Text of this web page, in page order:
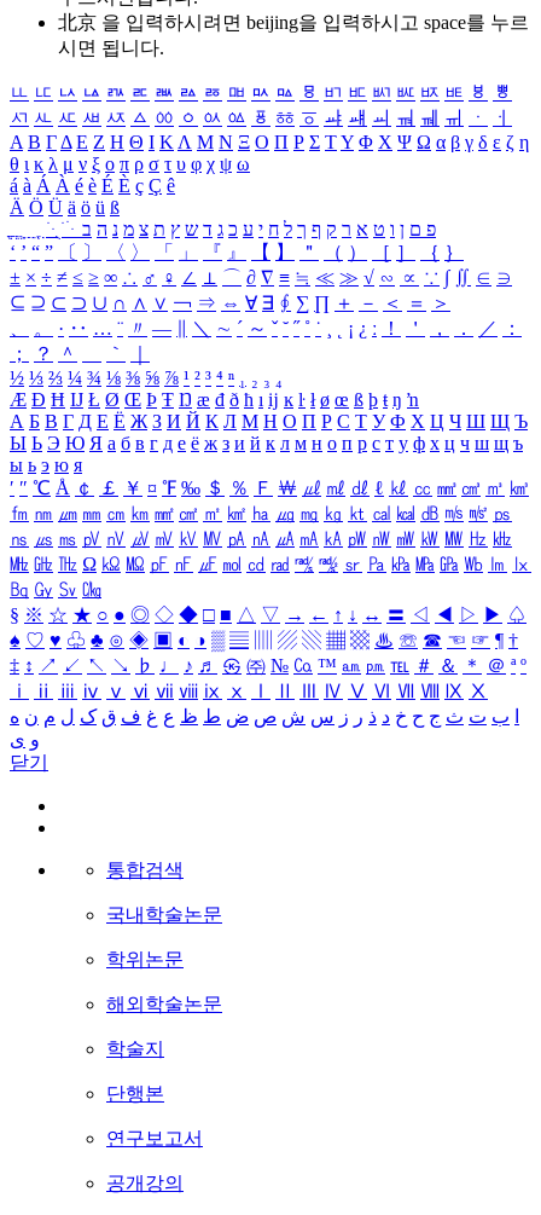
北京 을 입력하시려면 beijing을 입력하시고 space를 누르
시면 됩니다.
ㅥ ㅦ ㅧ ㅨ ㅩ ㅪ ㅫ ㅬ ㅭ ㅮ ㅯ ㅰ ㅱ ㅲ ㅳ ㅴ ㅵ ㅶ ㅷ ㅸ
ㅹ
ㅺ ㅻ ㅼ ㅽ ㅾ ㅿ ㆀ ㆁ ㆂ ㆃ ㆄ ㆅ ㆆ ㆇ ㆈ ㆉ ㆊ ㆋ ㆌ ㆍ
ㆎ
Α Β ΓΔ Ε Ζ Η Θ Ι ΚΛ Μ Ν Ξ Ο Π Ρ Σ ΤΥ Φ Χ Ψ Ω α β γ δ ε ζ η
θ ι κ λ μ ν ξ ο π ρ σ τ υ φ χ ψ ω
á à Á À é è É È ç Ç ê
Ä Ö Ü ä ö ü ß
ִֶֹ ֻּ ׁׂ פ ם ן ו ט א ר ק ף ך ל ח י ע כ ג ד ש ץ ת צ מ נ ה ב
‘ ’ “ ” 〔 〕 〈 〉 「 」 『 』 【 】 ＂ （ ） ［ ］ ｛ ｝
± × ÷ ≠ ≤ ≥ ∞ ∴ ♂ ♀ ∠ ⊥ ⌒ ∂ ∇ ≡ ≒ ≪ ≫ √ ∽ ∝ ∵ ∫ ∬ ∈ ∋
⊆ ⊇ ⊂ ⊃ ∪ ∩ ∧ ∨ ￢ ⇒ ⇔ ∀ ∃ ∮ ∑ ∏ ＋ － ＜ ＝
＞
、
。 · ‥ … ¨ 〃 ― ＼ ∼ ´ ～ ˇ ˘ ˝ ˚ ˙ ¸ ¡ ¿ ː ！ ＇ ， ． ／
：
；
？ ＾ ｀
½ ⅓ ⅔ ¼ ¾ ⅛ ⅜ ⅝ ⅞ ¹ ² ³ ⁴ ⁿ ₁ ₂ ₃ ₄
Æ Ð Ħ Ĳ Ł Ø Œ Þ Ŧ Ŋ æ đ ð ħ ı ĳ ĸ ŀ ł ø œ ß þ ŧ ŋ ŉ
А Б В Г Д Е Ё Ж З И Й К Л М Н О П Р С Т У Ф Х Ц Ч Ш Щ Ъ
Ы Ь Э Ю Я а б в г д е ё ж з и й к л м н о п р с т у ф х ц ч ш щ ъ
ы ь э ю я
′ ″ ℃ Å ￠ ￡ ￥ ¤ ℉ ‰ ＄ ％ Ｆ ￦ ㎕ ㎖ ㎗ ℓ ㎘ ㏄ ㎣ ㎤ ㎥ ㎦
㎙ ㎚ ㎛ ㎜ ㎝ ㎞ ㎟ ㎠ ㎡ ㎢ ㏊ ㎍ ㎎ ㎏ ㏏ ㎈ ㎉ ㏈ ㎧ ㎨ ㎰
㎱ ㎲ ㎳ ㎴ ㎵ ㎶ ㎷ ㎸ ㎹ ㎀ ㎁ ㎂ ㎃ ㎄ ㎺ ㎻ ㎽ ㎾ ㎿ ㎐ ㎑
㎒ ㎓ ㎔ Ω ㏀ ㏁ ㎊ ㎋ ㎌ ㏖ ㏅ ㎭ ㎮ ㎯ ㏛ ㎩ ㎪ ㎫ ㎬ ㏝ ㏐
㏓
㏃ ㏉ ㏜ ㏆
§ ※ ☆ ★ ○ ● ◎ ◇ ◆ □ ■ △ ▽ → ← ↑ ↓ ↔ 〓 ◁ ◀ ▷ ▶ ♤
♠ ♡ ♥ ♧ ♣ ⊙ ◈ ▣ ◐ ◑ ▒ ▤ ▨ ▧ ▦ ▩ ♨ ☏ ☎ ☜ ☞ ¶ †
‡ ↕ ↗ ↙ ↖ ↘ ♭ ♩ ♪ ♬ ㉿ ㈜ № ㏇ ™ ㏂ ㏘ ℡ ＃ ＆ ＊ ＠ ª º
ⅰ
ⅱ ⅲ ⅳ ⅴ ⅵ ⅶ ⅷ ⅸ ⅹ Ⅳ Ⅴ Ⅵ Ⅶ Ⅷ Ⅸ Ⅹ
ب ت ث ج ح خ د ذ ر ز س ش ص ض ط ظ ع غ ف ق ک ل م ن ه
و ی
닫기
통합검색
국내학술논문
학위논문
해외학술논문
학술지
단행본
연구보고서
공개강의